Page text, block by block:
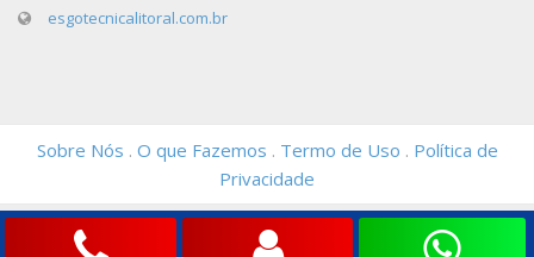
esgotecnicalitoral.com.br
Sobre Nós . O que Fazemos . Termo de Uso . Política de
Privacidade
Rua Marques de São Vicente, 19 – Apto. 67 – Centro, São Vicente – SP,
11310-180 | Tel. +55 (13) 3221-9000 |